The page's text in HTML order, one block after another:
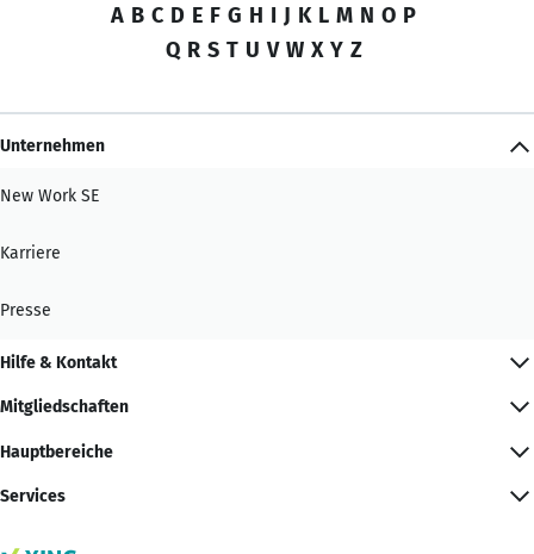
A B C D E F G H I J K L M N O P
Q R S T U V W X Y Z
Unternehmen
New Work SE
Karriere
Presse
Hilfe & Kontakt
Mitgliedschaften
Hauptbereiche
Services